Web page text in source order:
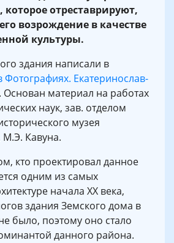
которое отреставрируют,
возрождение в качестве
культуры.
здания написали в
Фотографиях. Екатеринослав-
. Основан материал на работах
наук, зав. отделом
музея
Кавуна.
кто проектировал данное
одним из самых
начала ХХ века,
здания Земского дома в
было, поэтому оно стало
данного района.